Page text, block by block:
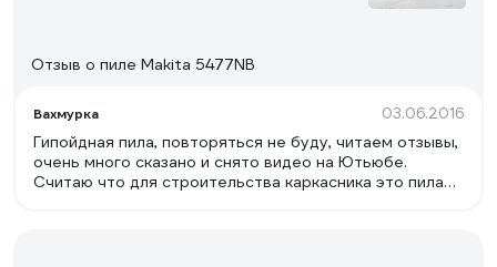
Отзыв о пиле Makita 5477NB
Вахмурка 03.06.2016
Гипойдная пила, повторяться не буду, читаем отзывы,
очень много сказано и снято видео на Ютьюбе.
Считаю что для строительства каркасника это пила